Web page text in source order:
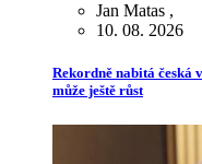
Jan Matas ,
10. 08. 2026
Rekordně nabitá česká
může ještě růst